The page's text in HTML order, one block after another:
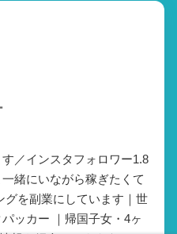
／インスタフォロワー1.8
緒にいながら稼ぎたくて
グを副業にしています｜世
ッカー ｜帰国子女・4ヶ